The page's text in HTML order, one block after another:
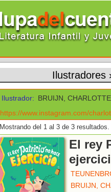
Ilustradores
Ilustrador: BRUIJN, CHARLOTTE
https://www.instagram.com/
Mostrando del 1 al 3 de 3 resultados.
El rey
BRUIJN,